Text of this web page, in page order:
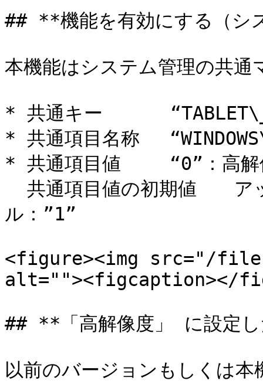
## **機能を有効にする（シ
本機能はシステム管理の共通
* 共通キー 　　　
* 共通項目名称 　
* 共通項目値 　　“0”：高
ル：”1”
<figure><img src="/files/
alt=""><figcaption></
## **「高解像度」 に設定
以前のバージョンもしくは